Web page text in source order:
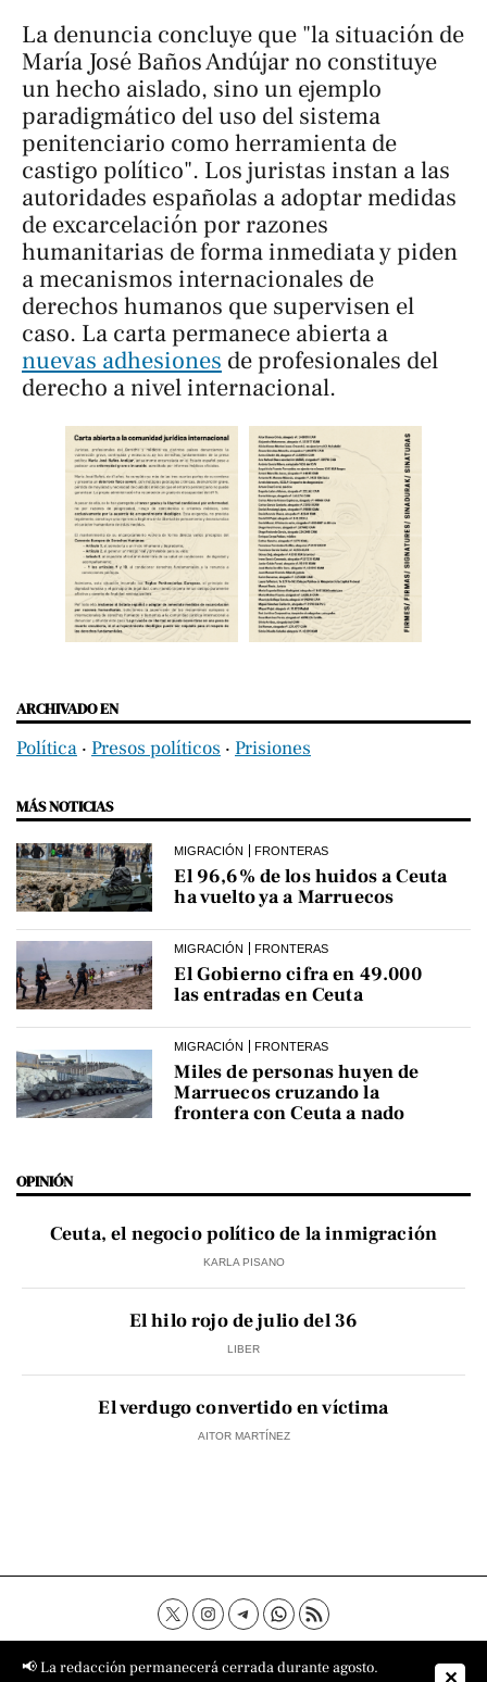
La denuncia concluye que "la situación de
María José Baños Andújar no constituye
un hecho aislado, sino un ejemplo
paradigmático del uso del sistema
penitenciario como herramienta de
castigo político". Los juristas instan a las
autoridades españolas a adoptar medidas
de excarcelación por razones
humanitarias de forma inmediata y piden
a mecanismos internacionales de
derechos humanos que supervisen el
caso. La carta permanece abierta a
nuevas adhesiones de profesionales del
derecho a nivel internacional.
ARCHIVADO EN
Política ‧ Presos políticos ‧ Prisiones
MÁS NOTICIAS
MIGRACIÓN FRONTERAS
El 96,6% de los huidos a Ceuta
ha vuelto ya a Marruecos
MIGRACIÓN FRONTERAS
El Gobierno cifra en 49.000
las entradas en Ceuta
MIGRACIÓN FRONTERAS
Miles de personas huyen de
Marruecos cruzando la
frontera con Ceuta a nado
OPINIÓN
Ceuta, el negocio político de la inmigración
KARLA PISANO
El hilo rojo de julio del 36
LIBER
El verdugo convertido en víctima
AITOR MARTÍNEZ
Contacto Aviso Legal
Política de privacidad
📢 La redacción permanecerá cerrada durante agosto.